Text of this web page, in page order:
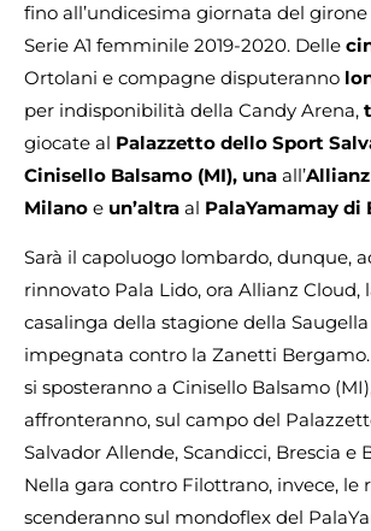
fino all’undicesima giornata del
Serie A1 femminile 2019-2020. Delle
Ortolani e compagne disputeranno
per indisponibilità della Candy Arena,
giocate al Palazzetto dello Sport
Cinisello Balsamo (MI), una all’
Milano e un’altra al PalaYamamay di
Sarà il capoluogo lombardo, dunque,
rinnovato Pala Lido, ora Allianz Cloud,
casalinga della stagione della
impegnata contro la Zanetti
si sposteranno a Cinisello Balsamo
affronteranno, sul campo del
Salvador Allende, Scandicci, Brescia e
Nella gara contro Filottrano, invece, le
scenderanno sul mondoflex del